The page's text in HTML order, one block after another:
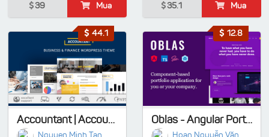
39 Mua 35.1 Mua
Accountant | Accounting WordPress Theme
44.1
Oblas - Angular Portfolio Web Application
12.8